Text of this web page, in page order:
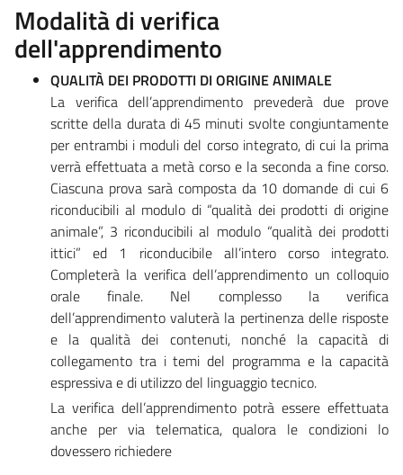
Modalità di verifica
dell'apprendimento
QUALITÀ DEI PRODOTTI DI ORIGINE ANIMALE
La verifica dell’apprendimento prevederà due prove
scritte della durata di 45 minuti svolte congiuntamente
per entrambi i moduli del corso integrato, di cui la prima
verrà effettuata a metà corso e la seconda a fine corso.
Ciascuna prova sarà composta da 10 domande di cui 6
riconducibili al modulo di “qualità dei prodotti di origine
animale”, 3 riconducibili al modulo “qualità dei prodotti
ittici” ed 1 riconducibile all’intero corso integrato.
Completerà la verifica dell’apprendimento un colloquio
orale finale. Nel complesso la verifica
dell’apprendimento valuterà la pertinenza delle risposte
e la qualità dei contenuti, nonché la capacità di
collegamento tra i temi del programma e la capacità
espressiva e di utilizzo del linguaggio tecnico.
La verifica dell’apprendimento potrà essere effettuata
anche per via telematica, qualora le condizioni lo
dovessero richiedere